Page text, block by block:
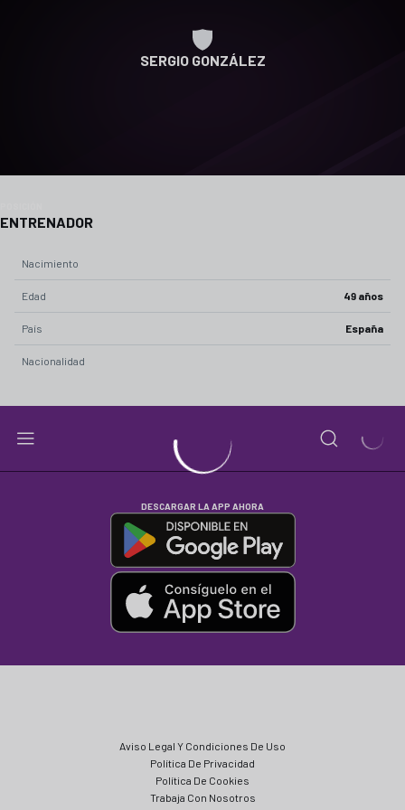
SERGIO GONZÁLEZ
ENTRENADOR
Nacimiento
Edad 49 años
País España
Nacionalidad
DESCARGAR LA APP AHORA
Aviso Legal Y Condiciones De Uso
Política De Privacidad
Política De Cookies
Trabaja Con Nosotros